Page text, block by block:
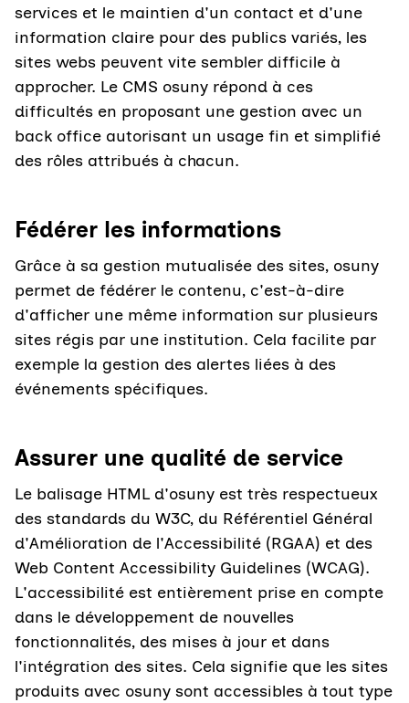
services et le maintien d'un contact et d'une
information claire pour des publics variés, les
sites webs peuvent vite sembler difficile à
approcher. Le CMS osuny répond à ces
difficultés en proposant une gestion avec un
back office autorisant un usage fin et simplifié
des rôles attribués à chacun.
Fédérer les informations
Grâce à sa gestion mutualisée des sites, osuny
permet de fédérer le contenu, c'est-à-dire
d'afficher une même information sur plusieurs
sites régis par une institution. Cela facilite par
exemple la gestion des alertes liées à des
événements spécifiques.
Assurer une qualité de service
Le balisage HTML d'osuny est très respectueux
des standards du W3C, du Référentiel Général
d'Amélioration de l'Accessibilité (RGAA) et des
Web Content Accessibility Guidelines (WCAG).
L'accessibilité est entièrement prise en compte
dans le développement de nouvelles
fonctionnalités, des mises à jour et dans
l'intégration des sites. Cela signifie que les sites
produits avec osuny sont accessibles à tout type